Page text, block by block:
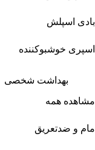
بادی اسپلش
اسپری خوشبوکننده
بهداشت شخصی
مشاهده همه
مام و ضدتعریق